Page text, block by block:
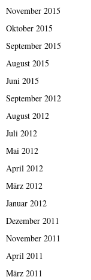
November 2015
Oktober 2015
September 2015
August 2015
Juni 2015
September 2012
August 2012
Juli 2012
Mai 2012
April 2012
März 2012
Januar 2012
Dezember 2011
November 2011
April 2011
März 2011